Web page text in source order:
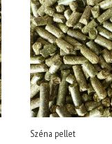
Széna pellet